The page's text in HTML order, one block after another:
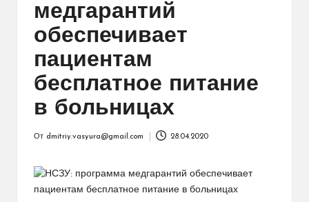
медгарантий
обеспечивает
пациентам
бесплатное питание
в больницах
От dmitriy.vasyura@gmail.com 28.04.2020